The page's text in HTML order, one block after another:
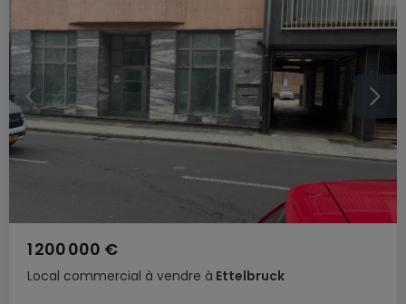
Local commercial à vendre à Ettelbruck
1 200 000 €